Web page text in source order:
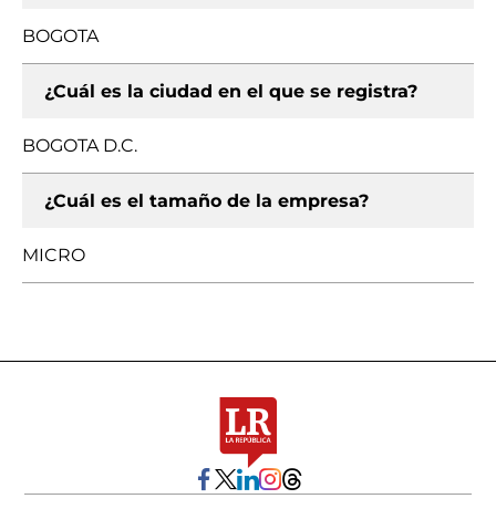
BOGOTA
¿Cuál es la ciudad en el que se registra?
BOGOTA D.C.
¿Cuál es el tamaño de la empresa?
MICRO